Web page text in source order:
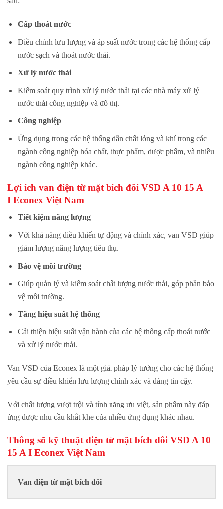
Cấp thoát nước
Điều chỉnh lưu lượng và áp suất nước trong các hệ thống cấp
nước sạch và thoát nước thải.
Xử lý nước thải
Kiểm soát quy trình xử lý nước thải tại các nhà máy xử lý
nước thải công nghiệp và đô thị.
Công nghiệp
Ứng dụng trong các hệ thống dẫn chất lỏng và khí trong các
ngành công nghiệp hóa chất, thực phẩm, dược phẩm, và nhiều
ngành công nghiệp khác.
Lợi ích van điện từ mặt bích đôi VSD A 10 15 A
I Econex Việt Nam
Tiết kiệm năng lượng
Với khả năng điều khiển tự động và chính xác, van VSD giúp
giảm lượng năng lượng tiêu thụ.
Bảo vệ môi trường
Giúp quản lý và kiểm soát chất lượng nước thải, góp phần bảo
vệ môi trường.
Tăng hiệu suất hệ thống
Cải thiện hiệu suất vận hành của các hệ thống cấp thoát nước
và xử lý nước thải.
Van VSD của Econex là một giải pháp lý tưởng cho các hệ thống
yêu cầu sự điều khiển lưu lượng chính xác và đáng tin cậy.
Với chất lượng vượt trội và tính năng ưu việt, sản phẩm này đáp
ứng được nhu cầu khắt khe của nhiều ứng dụng khác nhau.
Thông số kỹ thuật điện từ mặt bích đôi VSD A 10
15 A I Econex Việt Nam
Van điện từ mặt bích đôi